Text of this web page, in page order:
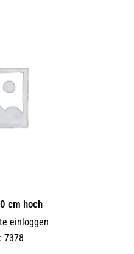
cm hoch
einloggen
7378